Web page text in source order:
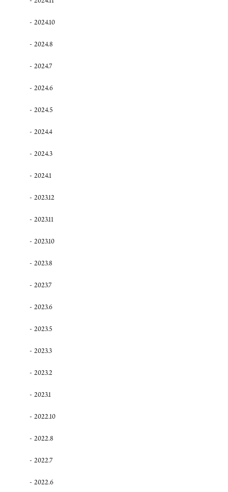
2024.10
2024.8
2024.7
2024.6
2024.5
2024.4
2024.3
2024.1
2023.12
2023.11
2023.10
2023.8
2023.7
2023.6
2023.5
2023.3
2023.2
2023.1
2022.10
2022.8
2022.7
2022.6